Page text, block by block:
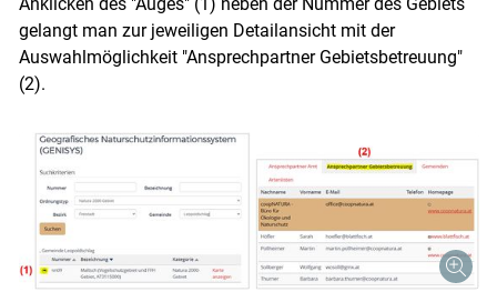
gelangt man zur jeweiligen Detailansicht mit der
Auswahlmöglichkeit "Ansprechpartner Gebietsbetreuung"
(2).